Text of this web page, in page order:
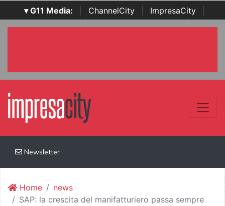
▾ G11 Media: ChannelCity ImpresaCity
SecurityOpenLab | Italian Channel Awards | Italian
Newsletter
Home
news
SAP: la crescita del manifatturiero passa sempre